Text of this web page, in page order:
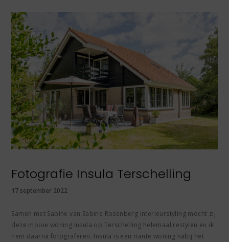
Fotografie Insula Terschelling
17 september 2022
Samen met Sabine van Sabine Rosenberg Interieurstyling mocht zij
deze mooie woning Insula op Terschelling helemaal restylen en ik
hem daarna fotograferen. Insula is een riante woning nabij het